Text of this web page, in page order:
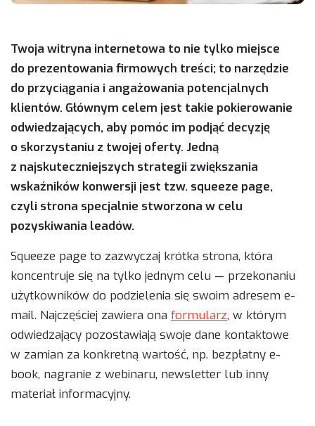
Twoja witryna internetowa to nie tylko miejsce
do prezentowania firmowych treści; to narzędzie
do przyciągania i angażowania potencjalnych
klientów. Głównym celem jest takie pokierowanie
odwiedzających, aby pomóc im podjąć decyzję
o skorzystaniu z twojej oferty. Jedną
z najskuteczniejszych strategii zwiększania
wskaźników konwersji jest tzw. squeeze page,
czyli strona specjalnie stworzona w celu
pozyskiwania leadów.
Squeeze page to zazwyczaj krótka strona, która
koncentruje się na tylko jednym celu — przekonaniu
użytkowników do podzielenia się swoim adresem e-
mail. Najczęściej zawiera ona formularz, w którym
odwiedzający pozostawiają swoje dane kontaktowe
w zamian za konkretną wartość, np. bezpłatny e-
book, nagranie z webinaru, newsletter lub inny
materiał informacyjny.